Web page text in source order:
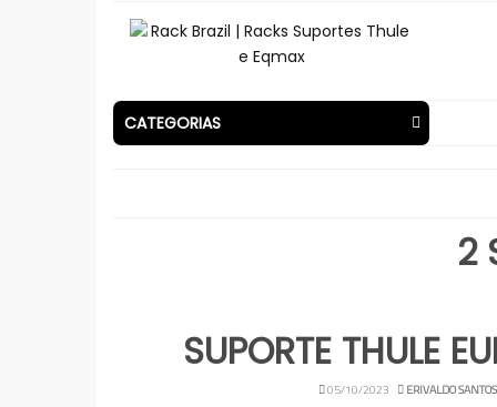
CATEGORIAS
2
SUPORTE THULE
05/10/2023 ERIVALDO SANTOS